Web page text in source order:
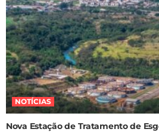
NOTÍCIAS
Nova Estação de Tratamento de